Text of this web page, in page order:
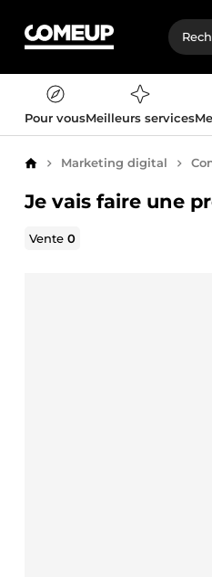
Pour vousMeilleurs services
AccueilMarketing digital
Je vais faire une
Vente0